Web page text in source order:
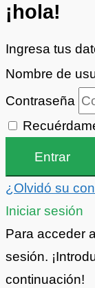
¡hola!
Ingresa tus
Nombre de
Contraseña
Entrar
¿Olvidó su
Iniciar sesión
Para acceder
sesión.
continuación!